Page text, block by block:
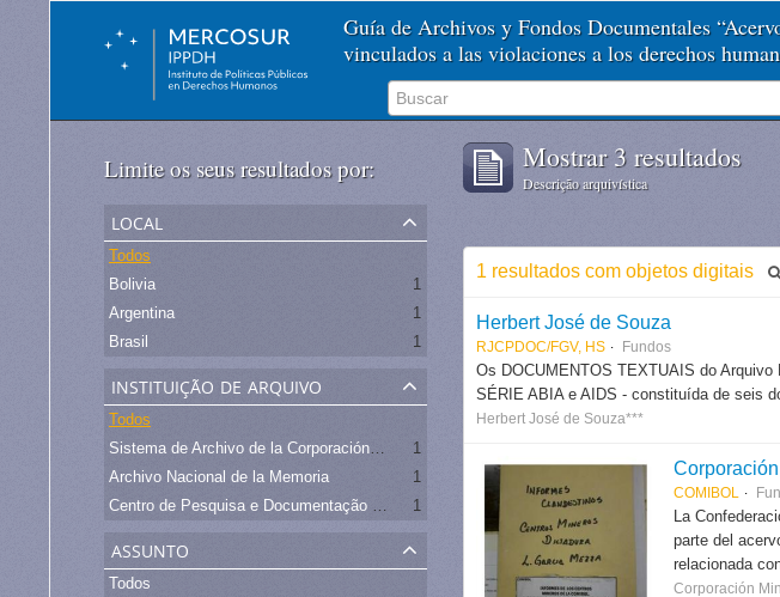
Guía de Archivos y Fondos Documentales
vinculados a las violaciones a los derechos
Limite os seus resultados por:
local
Todos
Bolivia
1
Argentina
1
Brasil
1
instituição de arquivo
Todos
Sistema de Archivo de la Corporación Minera de Bolivia
1
Archivo Nacional de la Memoria
1
Centro de Pesquisa e Documentação de História Contemporânea do Brasil CPDOC/FGV
1
assunto
Todos
Mostrar 3 resultados
Descrição arquivística
1 resultados com objetos digitais
Herbert José de Souza
RJCPDOC/FGV, HS Fundos
Os DOCUMENTOS TEXTUAIS do
SÉRIE ABIA e AIDS - constituída de seis
Herbert José de Souza***
COMIBOL
La
parte del
relacionada
Corporación